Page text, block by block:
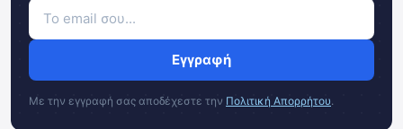
Εγγραφή
Με την εγγραφή σας αποδέχεστε την Πολιτική Απορρήτου.